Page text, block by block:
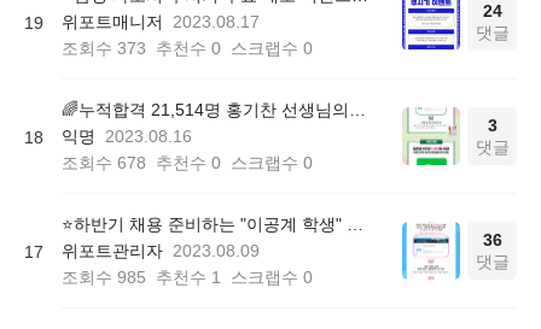
19
위포트매니저
2023.08.17
조회수 373 추천수 0 스크랩수 0
24
댓글
18
익명
2023.08.16
조회수 678 추천수 0 스크랩수 0
3
댓글
17
위포트관리자 2023.08.09
조회수 985 추천수 1 스크랩수 0
36
댓글